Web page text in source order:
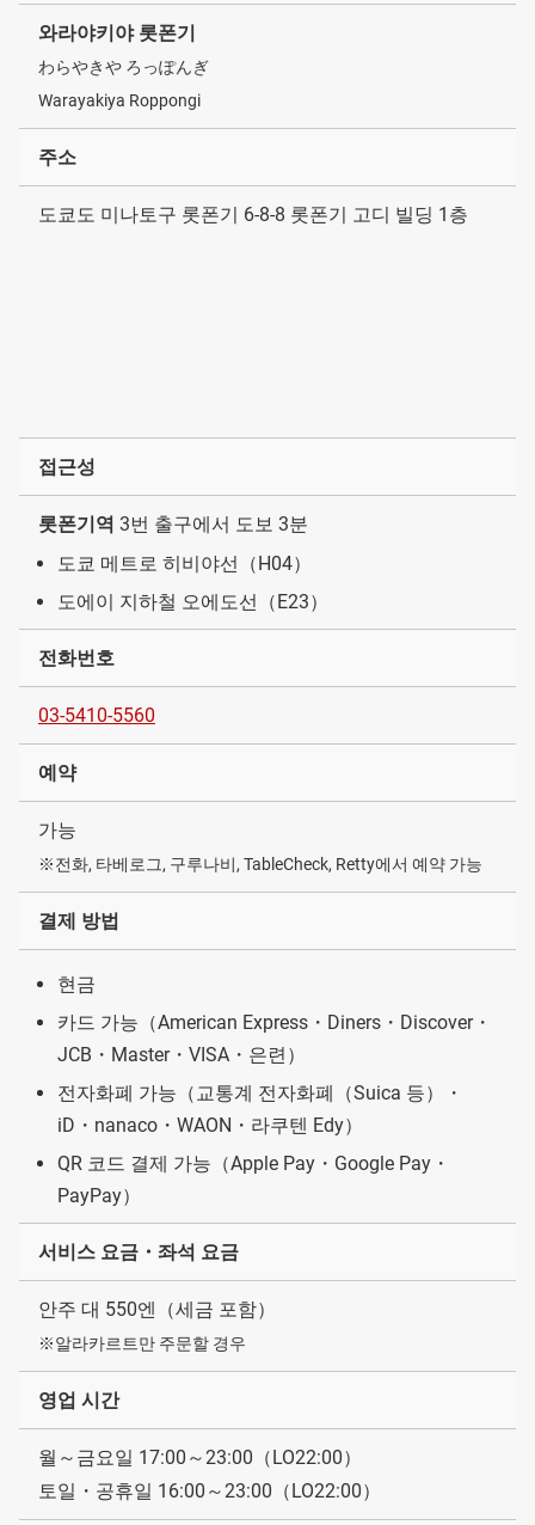
와라야키야 롯폰기
わらやきや ろっぽんぎ
Warayakiya Roppongi
주소
도쿄도 미나토구 롯폰기 6-8-8 롯폰기 고디 빌딩 1층
접근성
롯폰기역 3번 출구에서 도보 3분
도쿄 메트로 히비야선（H04）
도에이 지하철 오에도선（E23）
전화번호
03-5410-5560
예약
가능
※전화, 타베로그, 구루나비, TableCheck, Retty에서 예약 가능
결제 방법
현금
카드 가능（American Express・Diners・Discover・
JCB・Master・VISA・은련）
전자화폐 가능（교통계 전자화폐（Suica 등）・
iD・nanaco・WAON・라쿠텐 Edy）
QR 코드 결제 가능（Apple Pay・Google Pay・
PayPay）
서비스 요금・좌석 요금
안주 대 550엔（세금 포함）
※알라카르트만 주문할 경우
영업 시간
월～금요일 17:00～23:00（LO22:00）
토일・공휴일 16:00～23:00（LO22:00）